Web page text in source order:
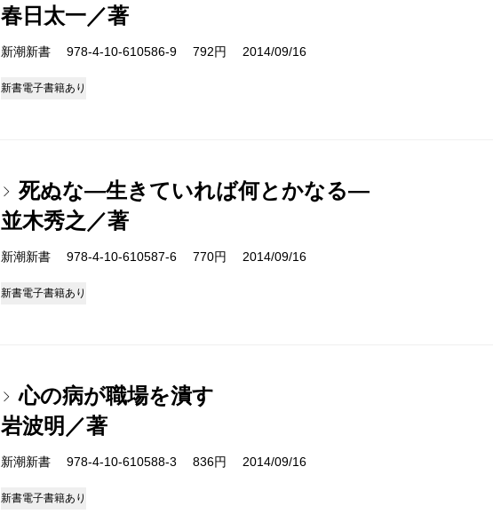
春日太一／著
新潮新書 978-4-10-610586-9 792円 2014/09/16
新書電子書籍あり
死ぬな―生きていれば何とかなる―
並木秀之／著
新潮新書 978-4-10-610587-6 770円 2014/09/16
新書電子書籍あり
心の病が職場を潰す
岩波明／著
新潮新書 978-4-10-610588-3 836円 2014/09/16
新書電子書籍あり